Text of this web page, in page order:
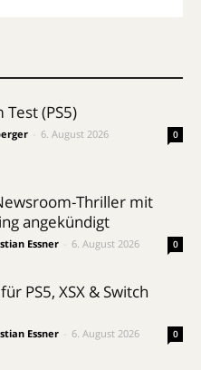
Test (PS5)
6. August 2026 0
Thriller mit
angekündigt
Essner 6. August 2026 0
PS5, XSX & Switch
Essner 6. August 2026 0